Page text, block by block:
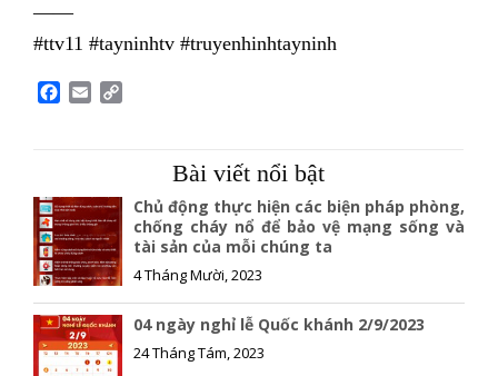
——
#ttv11 #tayninhtv #truyenhinhtayninh
o
o
k
Bài viết nổi bật
Chủ động thực hiện các biện pháp phòng,
chống cháy nổ để bảo vệ mạng sống và
tài sản của mỗi chúng ta
4 Tháng Mười, 2023
04 ngày nghỉ lễ Quốc khánh 2/9/2023
24 Tháng Tám, 2023